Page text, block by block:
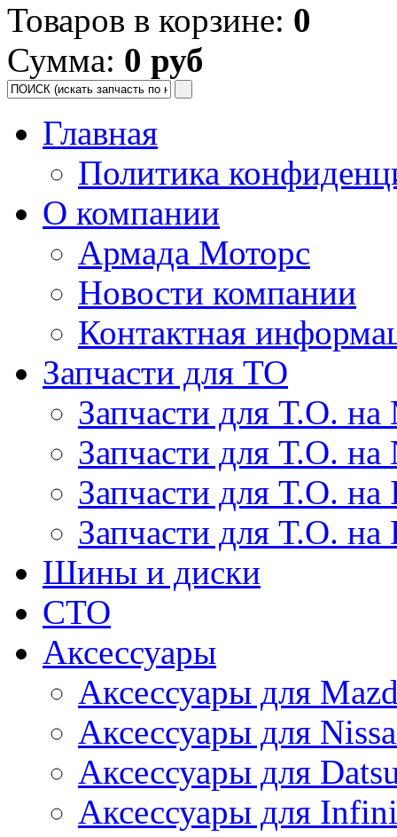
Товаров в корзине: 0
Сумма: 0 руб
Главная
Политика
О компании
Армада Моторс
Новости компании
Контактная
Запчасти для ТО
Запчасти для Т.О. на
Запчасти для Т.О. на
Запчасти для Т.О.
Запчасти для Т.О. на
Шины и диски
СТО
Аксессуары
Аксессуары для
Аксессуары для
Аксессуары для
Аксессуары для